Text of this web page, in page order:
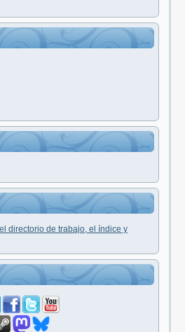
directorio de trabajo, el índice y